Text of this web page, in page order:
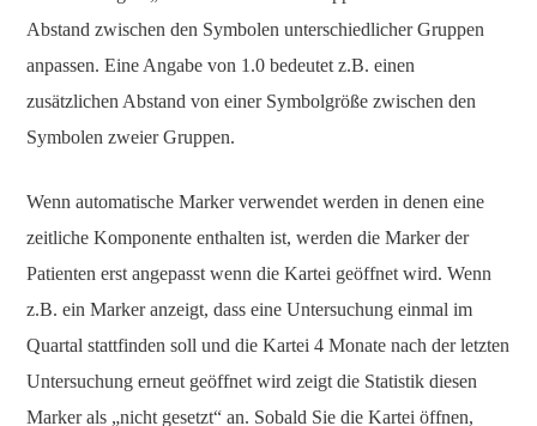
Abstand zwischen den Symbolen unterschiedlicher Gruppen
anpassen. Eine Angabe von 1.0 bedeutet z.B. einen
zusätzlichen Abstand von einer Symbolgröße zwischen den
Symbolen zweier Gruppen.
Wenn automatische Marker verwendet werden in denen eine
zeitliche Komponente enthalten ist, werden die Marker der
Patienten erst angepasst wenn die Kartei geöffnet wird. Wenn
z.B. ein Marker anzeigt, dass eine Untersuchung einmal im
Quartal stattfinden soll und die Kartei 4 Monate nach der letzten
Untersuchung erneut geöffnet wird zeigt die Statistik diesen
Marker als „nicht gesetzt“ an. Sobald Sie die Kartei öffnen,